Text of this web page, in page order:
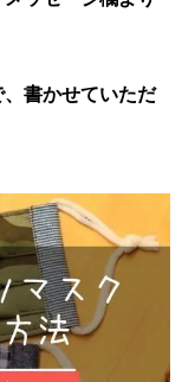
、書かせていただ